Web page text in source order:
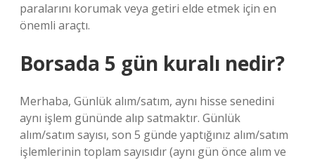
paralarını korumak veya getiri elde etmek için en
önemli araçtı.
Borsada 5 gün kuralı nedir?
Merhaba, Günlük alım/satım, aynı hisse senedini
aynı işlem gününde alıp satmaktır. Günlük
alım/satım sayısı, son 5 günde yaptığınız alım/satım
işlemlerinin toplam sayısıdır (aynı gün önce alım ve